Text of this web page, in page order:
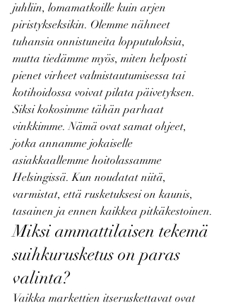
juhliin, lomamatkoille kuin arjen
piristykseksikin. Olemme nähneet
tuhansia onnistuneita lopputuloksia,
mutta tiedämme myös, miten helposti
pienet virheet valmistautumisessa tai
kotihoidossa voivat pilata päivetyksen.
Siksi kokosimme tähän parhaat
vinkkimme. Nämä ovat samat ohjeet,
jotka annamme jokaiselle
asiakkaallemme hoitolassamme
Helsingissä. Kun noudatat niitä,
varmistat, että rusketuksesi on kaunis,
tasainen ja ennen kaikkea pitkäkestoinen.
Miksi ammattilaisen tekemä
suihkurusketus on paras
valinta?
Vaikka markettien itseruskettavat ovat